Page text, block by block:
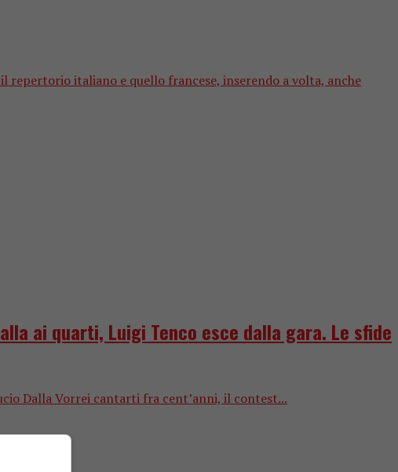
repertorio italiano e quello francese, inserendo a volta, anche
ai quarti, Luigi Tenco esce dalla gara. Le sfide
Dalla Vorrei cantarti fra cent’anni, il contest...